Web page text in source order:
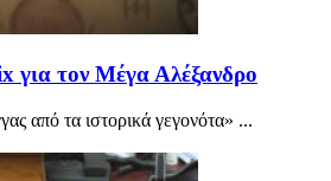
για τον Μέγα Αλέξανδρο
από τα ιστορικά γεγονότα» ...